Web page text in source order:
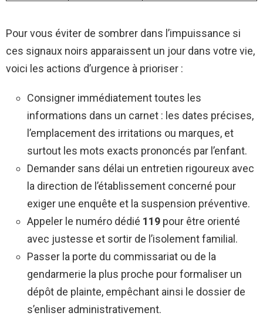
Pour vous éviter de sombrer dans l’impuissance si
ces signaux noirs apparaissent un jour dans votre vie,
voici les actions d’urgence à prioriser :
Consigner immédiatement toutes les
informations dans un carnet : les dates précises,
l’emplacement des irritations ou marques, et
surtout les mots exacts prononcés par l’enfant.
Demander sans délai un entretien rigoureux avec
la direction de l’établissement concerné pour
exiger une enquête et la suspension préventive.
Appeler le numéro dédié 119 pour être orienté
avec justesse et sortir de l’isolement familial.
Passer la porte du commissariat ou de la
gendarmerie la plus proche pour formaliser un
dépôt de plainte, empêchant ainsi le dossier de
s’enliser administrativement.